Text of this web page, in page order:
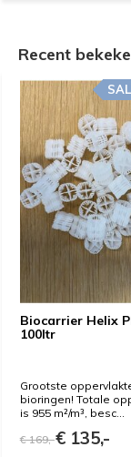
Recent
Biocarrier Helix
100ltr
Grootste
bioringen! Totale
is 955 m²/m³, besc...
€ 169,-€ 135,-